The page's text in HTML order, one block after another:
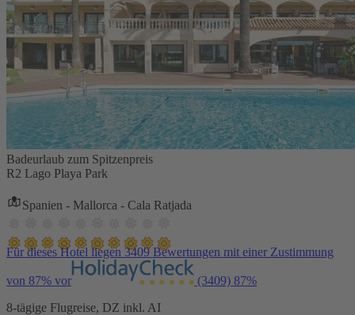
Badeurlaub zum Spitzenpreis
R2 Lago Playa Park
Spanien - Mallorca - Cala Ratjada
Für dieses Hotel liegen 3409 Bewertungen mit einer Zustimmung
von 87% vor (3409) 87%
8-tägige Flugreise, DZ inkl. AI